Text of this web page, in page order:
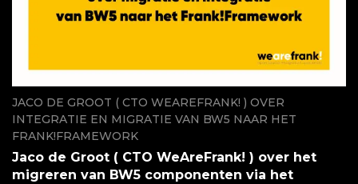
JACO DE GROOT ( CTO WEAREFRANK! ) OVER
INTEGRATIE EN MIGRATIE VAN BW5 NAAR HET
FRANK!FRAMEWORK
Jaco de Groot ( CTO WeAreFrank! ) over het
migreren van BW5 componenten via het